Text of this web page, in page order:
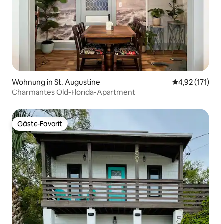
Wohnung in St. Augustine
4,92 (171)
Charmantes Old-Florida-Apartment
Gäste-Favorit
Gäste-Favorit